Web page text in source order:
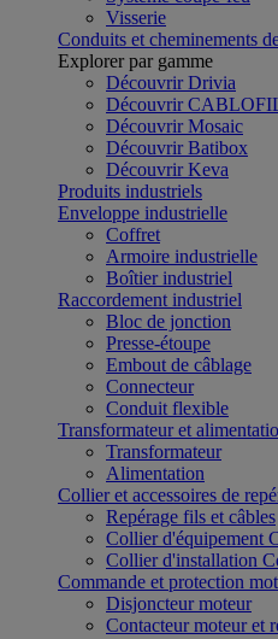
Visserie
Conduits et cheminements
Explorer par gamme
Découvrir Drivia
Découvrir
Découvrir Mosaic
Découvrir Batibox
Découvrir Keva
Produits industriels
Enveloppe industrielle
Coffret
Armoire industrielle
Boîtier industriel
Raccordement industriel
Bloc de jonction
Presse-étoupe
Embout de câblage
Connecteur
Conduit flexible
Transformateur et
Transformateur
Alimentation
Collier et accessoires de
Repérage fils et câbles
Collier d'équipement
Collier d'installation
Commande et protection
Disjoncteur moteur
Contacteur moteur et